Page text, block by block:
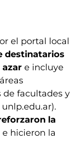
el portal local
destinatarios
azar e incluye
de facultades y
la
e hicieron la